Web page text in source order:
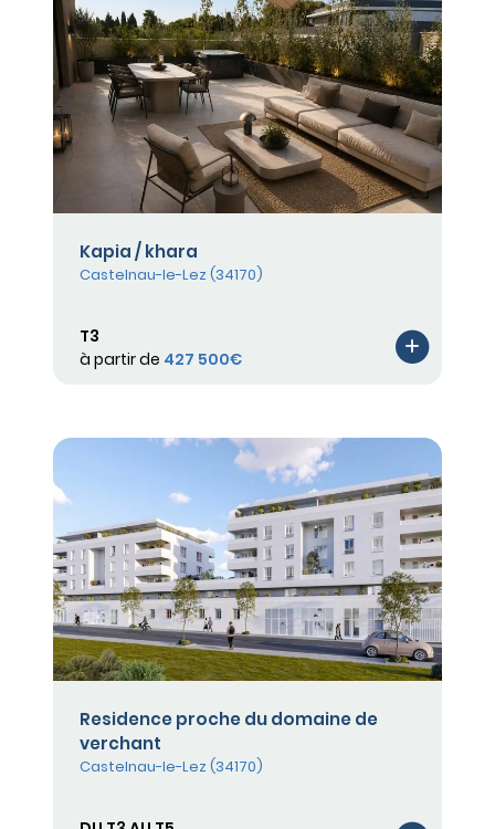
Kapia / khara
Castelnau-le-Lez (34170)
T3
à partir de 427 500€
Residence proche du domaine de
verchant
Castelnau-le-Lez (34170)